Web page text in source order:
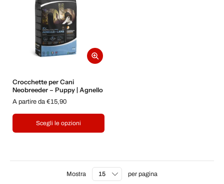
Crocchette per Cani
Neobreeder – Puppy | Agnello
A partire da €15,90
Scegli le opzioni
Mostra per pagina